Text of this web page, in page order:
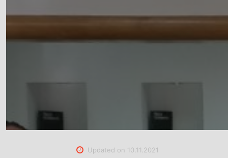
Updated on 10.11.2021